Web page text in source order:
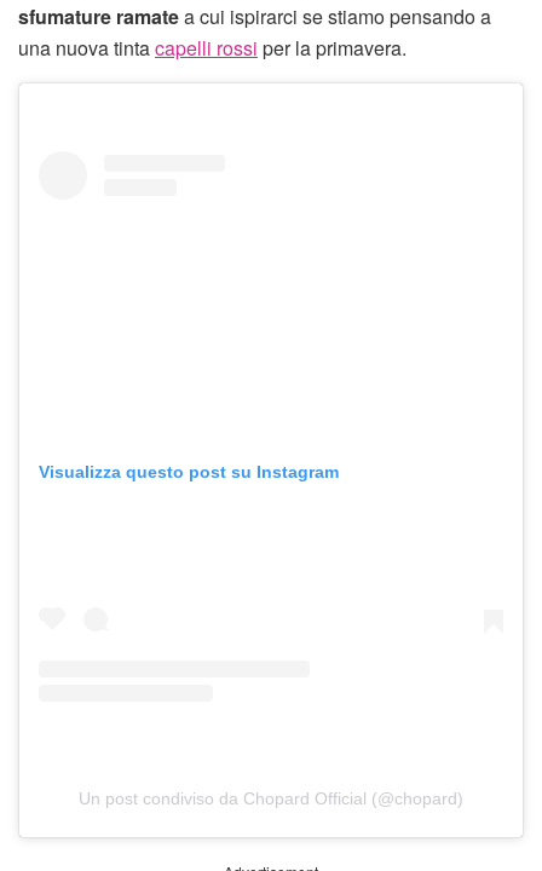
sfumature ramatea cui ispirarci se stiamo pensando a
una nuova tintacapelli rossi per la primavera.
Visualizza questo post su Instagram
Un post condiviso da Chopard Official (@chopard)